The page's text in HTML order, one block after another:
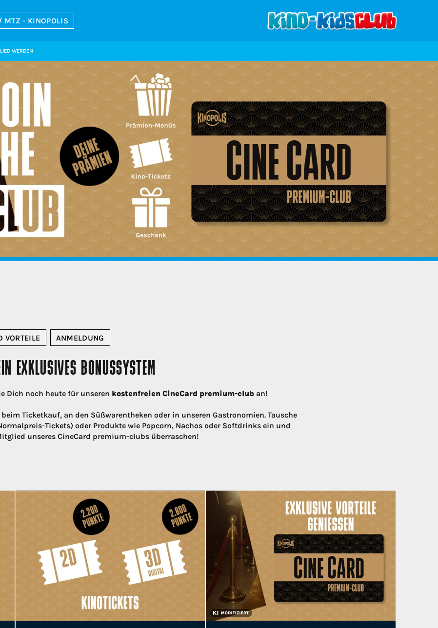
MTZ - KINOPOLIS
WERDEN
VORTEILE ANMELDUNG
EXKLUSIVES BONUSSYSTEM
Dich noch heute für unseren kostenfreien CineCard premium-club an!
Ticketkauf, an den Süßwarentheken oder in unseren Gastronomien. Tausche
Tickets) oder Produkte wie Popcorn, Nachos oder Softdrinks ein und
unseres CineCard premium-clubs überraschen!